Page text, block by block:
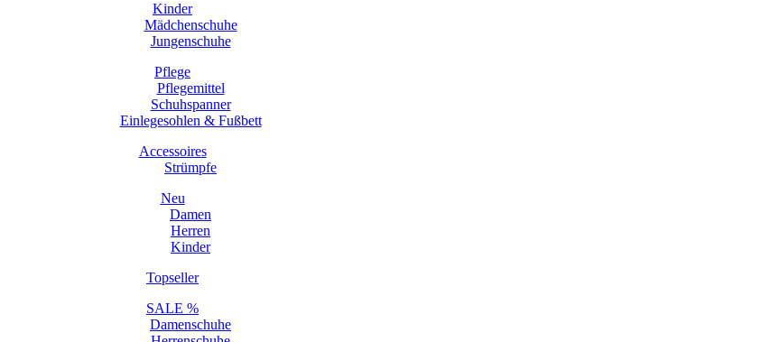
Kinder
Mädchenschuhe
Jungenschuhe
Pflege
Pflegemittel
Schuhspanner
Einlegesohlen & Fußbett
Accessoires
Strümpfe
Neu
Damen
Herren
Kinder
Topseller
SALE %
Damenschuhe